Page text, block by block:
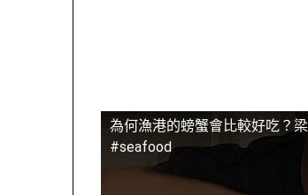
為何漁港的螃蟹會比較好吃？
#seafood